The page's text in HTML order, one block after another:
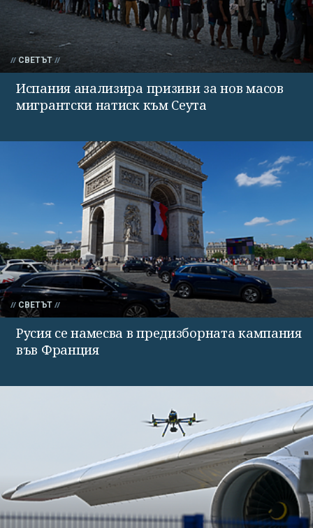
СВЕТЪТ
Испания анализира призиви за нов масов
мигрантски натиск към Сеута
СВЕТЪТ
Русия се намесва в предизборната кампания
във Франция